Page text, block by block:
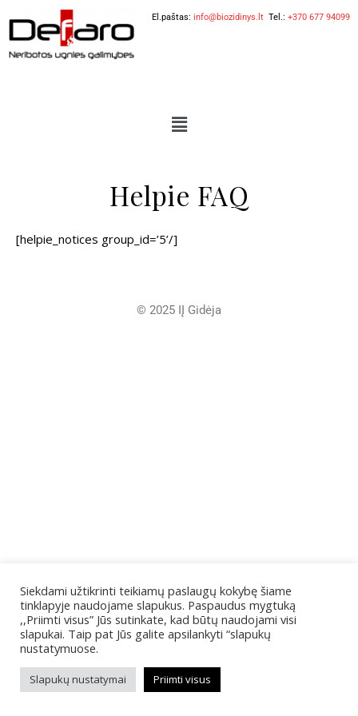
El.paštas: info@biozidinys.ltTel.: +370 677 94099
Helpie FAQ
[helpie_notices group_id=’5’/]
© 2025 IĮ Gidėja
Siekdami užtikrinti teikiamų paslaugų kokybę šiame
tinklapyje naudojame slapukus. Paspaudus mygtuką
,,Priimti visus” Jūs sutinkate, kad būtų naudojami visi
slapukai. Taip pat Jūs galite apsilankyti “slapukų
nustatymuose.
Slapukų nustatymai Priimti visus